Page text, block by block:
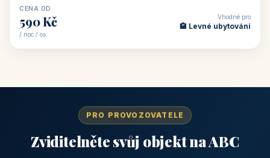
CENA OD
590 Kč
/ noc / os.
Vhodné pro
🏨 Levné ubytování
PRO PROVOZOVATELE
Zviditelněte svůj objekt na ABC